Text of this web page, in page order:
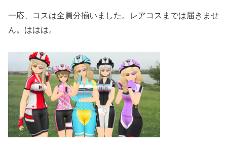
一応、コスは全員分揃いました。レアコスまでは届きませ
ん。ははは。